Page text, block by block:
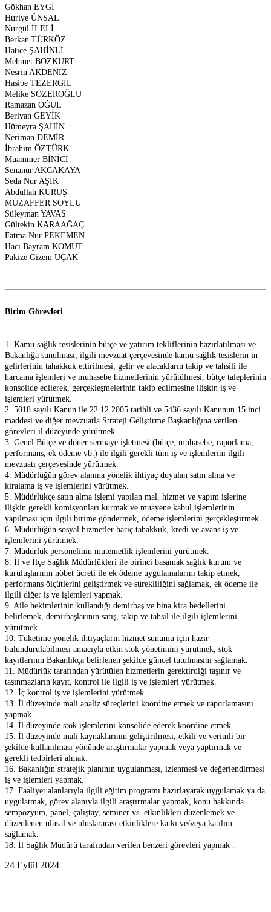
Gökhan EYGİ
Huriye ÜNSAL
Nurgül İLELİ
Berkan TÜRKÖZ
Hatice ŞAHİNLİ
Mehmet BOZKURT
Nesrin AKDENİZ
Hasibe TEZERGİL
Melike SÖZEROĞLU
Ramazan OĞUL
Berivan GEYİK
Hümeyra ŞAHİN
Neriman DEMİR
İbrahim ÖZTÜRK
Muammer BİNİCİ
Senanur AKCAKAYA
Seda Nur AŞIK
Abdullah KURUŞ
MUZAFFER SOYLU
Süleyman YAVAŞ
Gültekin KARAAĞAÇ
Fatma Nur PEKEMEN
Hacı Bayram KOMUT
Pakize Gizem UÇAK
Birim Görevleri
1. Kamu sağlık tesislerinin bütçe ve yatırım tekliflerinin hazırlatılması ve
Bakanlığa sunulması, ilgili mevzuat çerçevesinde kamu sağlık tesislerin in
gelirlerinin tahakkuk ettirilmesi, gelir ve alacakların takip ve tahsili ile
harcama işlemleri ve muhasebe hizmetlerinin yürütülmesi, bütçe taleplerinin
konsolide edilerek, gerçekleşmelerinin takip edilmesine ilişkin iş ve
işlemleri yürütmek.
2. 5018 sayılı Kanun ile 22.12.2005 tarihli ve 5436 sayılı Kanunun 15 inci
maddesi ve diğer mevzuatla Strateji Geliştirme Başkanlığına verilen
görevleri il düzeyinde yürütmek.
3. Genel Bütçe ve döner sermaye işletmesi (bütçe, muhasebe, raporlama,
performans, ek ödeme vb.) ile ilgili gerekli tüm iş ve işlemlerini ilgili
mevzuatı çerçevesinde yürütmek.
4. Müdürlüğün görev alanına yönelik ihtiyaç duyulan satın alma ve
kiralama iş ve işlemlerini yürütmek.
5. Müdürlükçe satın alma işlemi yapılan mal, hizmet ve yapım işlerine
ilişkin gerekli komisyonları kurmak ve muayene kabul işlemlerinin
yapılması için ilgili birime göndermek, ödeme işlemlerini gerçekleştirmek.
6. Müdürlüğün sosyal hizmetler hariç tahakkuk, kredi ve avans iş ve
işlemlerini yürütmek.
7. Müdürlük personelinin mutemetlik işlemlerini yürütmek.
8. İl ve İlçe Sağlık Müdürlükleri ile birinci basamak sağlık kurum ve
kuruluşlarının nöbet ücreti ile ek ödeme uygulamalarını takip etmek,
performans ölçütlerini geliştirmek ve sürekliliğini sağlamak, ek ödeme ile
ilgili diğer iş ve işlemleri yapmak.
9. Aile hekimlerinin kullandığı demirbaş ve bina kira bedellerini
belirlemek, demirbaşlarının satış, takip ve tahsil ile ilgili işlemlerini
yürütmek .
10. Tüketime yönelik ihtiyaçların hizmet sunumu için hazır
bulundurulabilmesi amacıyla etkin stok yönetimini yürütmek, stok
kayıtlarının Bakanlıkça belirlenen şekilde güncel tutulmasını sağlamak.
11. Müdürlük tarafından yürütülen hizmetlerin gerektirdiği taşınır ve
taşınmazların kayıt, kontrol ile ilgili iş ve işlemleri yürütmek.
12. İç kontrol iş ve işlemlerini yürütmek.
13. İl düzeyinde mali analiz süreçlerini koordine etmek ve raporlamasını
yapmak.
14. İl düzeyinde stok işlemlerini konsolide ederek koordine etmek.
15. İl düzeyinde mali kaynaklarının geliştirilmesi, etkili ve verimli bir
şekilde kullanılması yönünde araştırmalar yapmak veya yaptırmak ve
gerekli tedbirleri almak.
16. Bakanlığın stratejik planının uygulanması, izlenmesi ve değerlendirmesi
iş ve işlemleri yapmak.
17. Faaliyet alanlarıyla ilgili eğitim programı hazırlayarak uygulamak ya da
uygulatmak, görev alanıyla ilgili araştırmalar yapmak, konu hakkında
sempozyum, panel, çalıştay, seminer vs. etkinlikleri düzenlemek ve
düzenlenen ulusal ve uluslararası etkinliklere katkı ve/veya katılım
sağlamak.
18. İl Sağlık Müdürü tarafından verilen benzeri görevleri yapmak .
24 Eylül 2024